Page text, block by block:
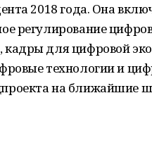
2018 года. Она
регулирование
для цифровой
технологии и
на ближайшие